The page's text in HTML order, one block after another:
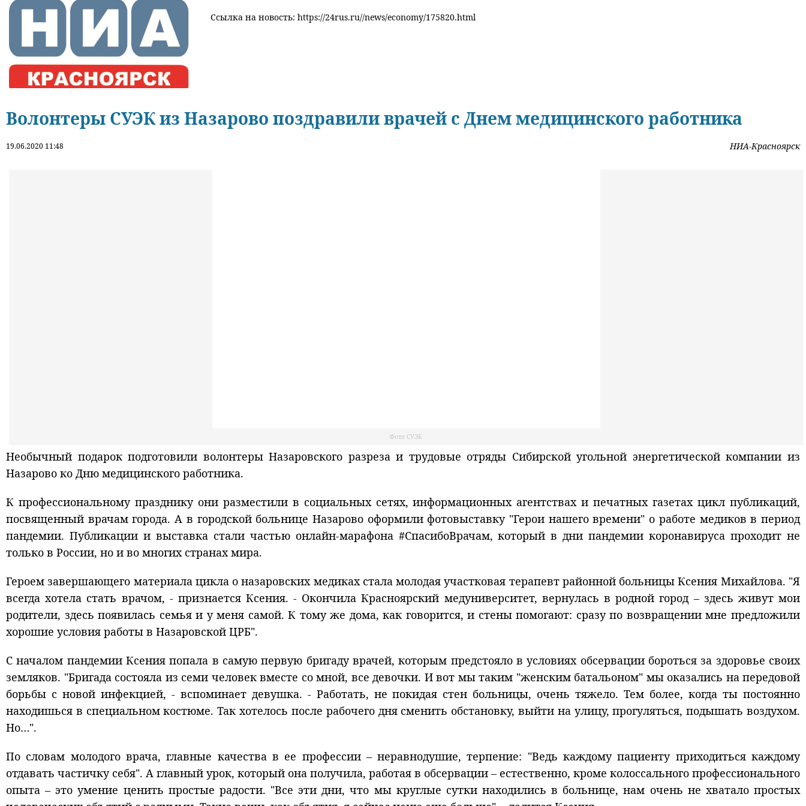
Ссылка на новость: https://24rus.ru//news/economy/175820.html
Волонтеры СУЭК из Назарово поздравили врачей с Днем медицинского работника
19.06.2020 11:48 НИА-Красноярск
Фото СУЭК
Необычный подарок подготовили волонтеры Назаровского разреза и трудовые отряды Сибирской угольной энергетической компании из
Назарово ко Дню медицинского работника.
К профессиональному празднику они разместили в социальных сетях, информационных агентствах и печатных газетах цикл публикаций,
посвященный врачам города. А в городской больнице Назарово оформили фотовыставку "Герои нашего времени" о работе медиков в период
пандемии. Публикации и выставка стали частью онлайн-марафона #СпасибоВрачам, который в дни пандемии коронавируса проходит не
только в России, но и во многих странах мира.
Героем завершающего материала цикла о назаровских медиках стала молодая участковая терапевт районной больницы Ксения Михайлова. "Я
всегда хотела стать врачом, - признается Ксения. - Окончила Красноярский медуниверситет, вернулась в родной город – здесь живут мои
родители, здесь появилась семья и у меня самой. К тому же дома, как говорится, и стены помогают: сразу по возвращении мне предложили
хорошие условия работы в Назаровской ЦРБ".
С началом пандемии Ксения попала в самую первую бригаду врачей, которым предстояло в условиях обсервации бороться за здоровье своих
земляков. "Бригада состояла из семи человек вместе со мной, все девочки. И вот мы таким "женским батальоном" мы оказались на передовой
борьбы с новой инфекцией, - вспоминает девушка. - Работать, не покидая стен больницы, очень тяжело. Тем более, когда ты постоянно
находишься в специальном костюме. Так хотелось после рабочего дня сменить обстановку, выйти на улицу, прогуляться, подышать воздухом.
Но…".
По словам молодого врача, главные качества в ее профессии – неравнодушие, терпение: "Ведь каждому пациенту приходиться каждому
отдавать частичку себя". А главный урок, который она получила, работая в обсервации – естественно, кроме колоссального профессионального
опыта – это умение ценить простые радости. "Все эти дни, что мы круглые сутки находились в больнице, нам очень не хватало простых